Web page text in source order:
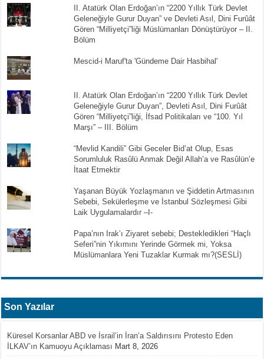
II. Atatürk Olan Erdoğan’ın “2200 Yıllık Türk Devlet
Geleneğiyle Gurur Duyan” ve Devleti Asıl, Dini Furûât
Gören “Milliyetçi”liği Müslümanları Dönüştürüyor – II.
Bölüm
Mescid-i Maruf'ta 'Gündeme Dair Hasbihal'
II. Atatürk Olan Erdoğan’ın “2200 Yıllık Türk Devlet
Geleneğiyle Gurur Duyan”, Devleti Asıl, Dini Furûât
Gören “Milliyetçi”liği, İfsad Politikaları ve “100. Yıl
Marşı” – III. Bölüm
“Mevlid Kandili” Gibi Geceler Bid’at Olup, Esas
Sorumluluk Rasûlü Anmak Değil Allah’a ve Rasûlün’e
İtaat Etmektir
Yaşanan Büyük Yozlaşmanın ve Şiddetin Artmasının
Sebebi, Sekülerleşme ve İstanbul Sözleşmesi Gibi
Laik Uygulamalardır –I-
Papa’nın Irak’ı Ziyaret sebebi; Destekledikleri “Haçlı
Seferi”nin Yıkımını Yerinde Görmek mi, Yoksa
Müslümanlara Yeni Tuzaklar Kurmak mı?(SESLİ)
Son Yazılar
Küresel Korsanlar ABD ve İsrail’in İran’a Saldırısını Protesto Eden
İLKAV’ın Kamuoyu Açıklaması Mart 8, 2026